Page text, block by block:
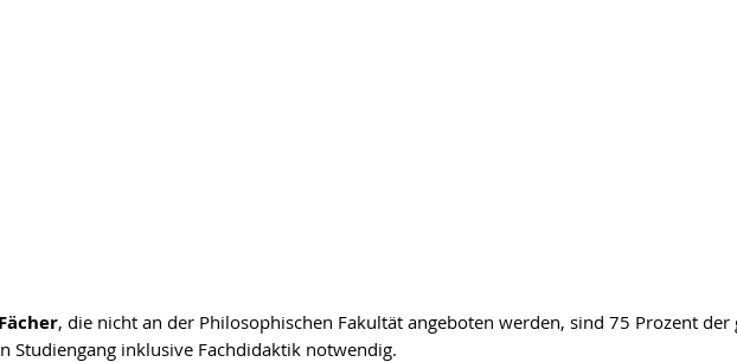
, die nicht an der Philosophischen Fakultät angeboten werden, sind 75 Prozent
Studiengang inklusive Fachdidaktik notwendig.